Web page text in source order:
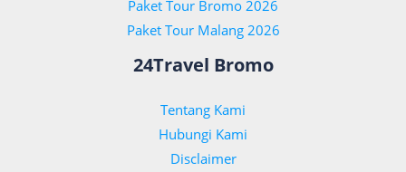
Paket Tour Bromo 2026
Paket Tour Malang 2026
24Travel Bromo
Tentang Kami
Hubungi Kami
Disclaimer